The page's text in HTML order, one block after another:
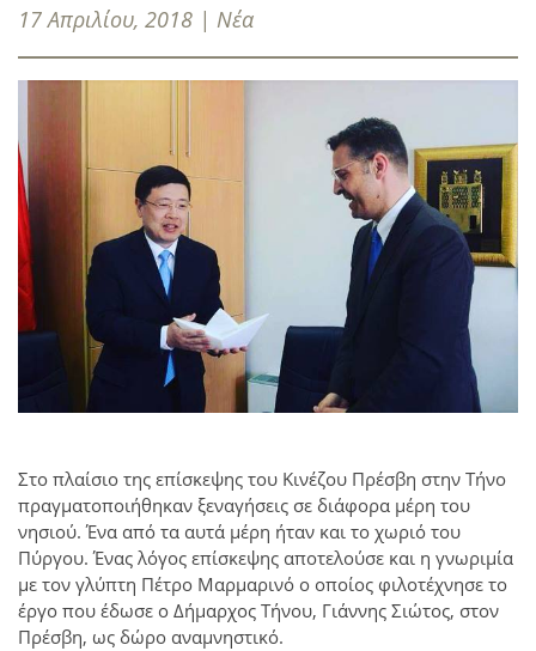
17 Απριλίου, 2018 | Νέα
Στο πλαίσιο της επίσκεψης του Κινέζου Πρέσβη στην Τήνο
πραγματοποιήθηκαν ξεναγήσεις σε διάφορα μέρη του
νησιού. Ένα από τα αυτά μέρη ήταν και το χωριό του
Πύργου. Ένας λόγος επίσκεψης αποτελούσε και η γνωριμία
με τον γλύπτη Πέτρο Μαρμαρινό ο οποίος φιλοτέχνησε το
έργο που έδωσε ο Δήμαρχος Τήνου, Γιάννης Σιώτος, στον
Πρέσβη, ως δώρο αναμνηστικό.